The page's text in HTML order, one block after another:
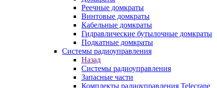
Реечные домкраты
Винтовые домкраты
Кабельные домкраты
Гидравлические бутылочные домкраты
Подкатные домкраты
Системы радиоуправления
Назад
Системы радиоуправления
Запасные части
Комплекты радиоуправления Telecrane